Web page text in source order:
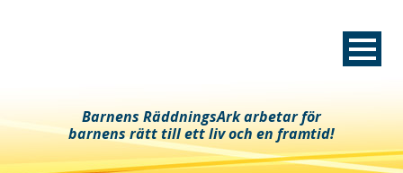
Barnens RäddningsArk arbetar för
barnens rätt till ett liv och en framtid!